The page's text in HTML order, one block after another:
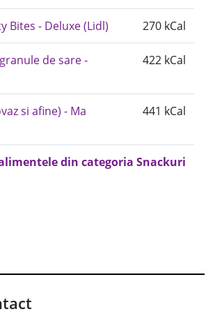
Bites - Deluxe (Lidl) 270 kCal
de sare -
422 kCal
si afine) - Ma
441 kCal
din categoria Snackuri